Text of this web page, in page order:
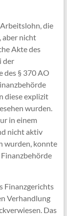
die
aber nicht
Akte des
der
des § 370 AO
diese explizit
wurden.
in einem
nicht aktiv
wurden, konnte
Finanzgerichts
Verhandlung
Das